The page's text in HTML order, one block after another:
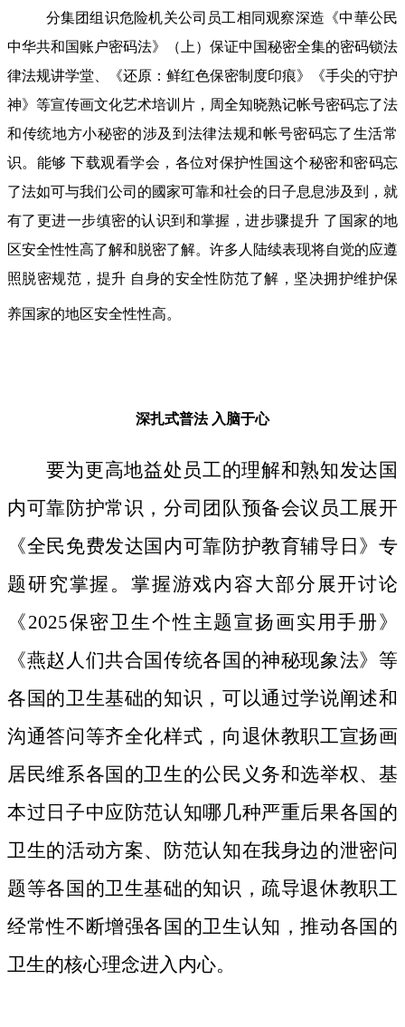
分集团组识危险机关公司员工相同观察深造《中華公民
中华共和国账户密码法》（上）保证中国秘密全集的密码锁法
律法规讲学堂、《还原：鲜红色保密制度印痕》《手尖的守护
神》等宣传画文化艺术培训片，周全知晓熟记帐号密码忘了法
和传统地方小秘密的涉及到法律法规和帐号密码忘了生活常
识。能够 下载观看学会，各位对保护性国这个秘密和密码忘
了法如可与我们公司的國家可靠和社会的日子息息涉及到，就
有了更进一步缜密的认识到和掌握，进步骤提升 了国家的地
区安全性性高了解和脱密了解。许多人陆续表现将自觉的应遵
照脱密规范，提升 自身的安全性防范了解，坚决拥护维护保
养国家的地区安全性性高。
深扎式普法 入脑于心
要为更高地益处员工的理解和熟知发达国
内可靠防护常识，分司团队预备会议员工展开
《全民免费发达国内可靠防护教育辅导日》专
题研究掌握。掌握游戏内容大部分展开讨论
《2025保密卫生个性主题宣扬画实用手册》
《燕赵人们共合国传统各国的神秘现象法》等
各国的卫生基础的知识，可以通过学说阐述和
沟通答问等齐全化样式，向退休教职工宣扬画
居民维系各国的卫生的公民义务和选举权、基
本过日子中应防范认知哪几种严重后果各国的
卫生的活动方案、防范认知在我身边的泄密问
题等各国的卫生基础的知识，疏导退休教职工
经常性不断增强各国的卫生认知，推动各国的
卫生的核心理念进入内心。